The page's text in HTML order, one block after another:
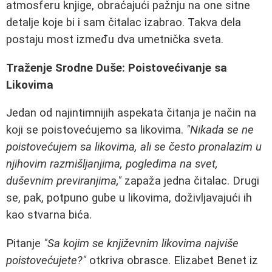
atmosferu knjige, obraćajući pažnju na one sitne
detalje koje bi i sam čitalac izabrao. Takva dela
postaju most između dva umetnička sveta.
Traženje Srodne Duše: Poistovećivanje sa
Likovima
Jedan od najintimnijih aspekata čitanja je način na
koji se poistovećujemo sa likovima. "Nikada se ne
poistovećujem sa likovima, ali se često pronalazim u
njihovim razmišljanjima, pogledima na svet,
duševnim previranjima," zapaža jedna čitalac. Drugi
se, pak, potpuno gube u likovima, doživljavajući ih
kao stvarna bića.
Pitanje "Sa kojim se književnim likovima najviše
poistovećujete?" otkriva obrasce. Elizabet Benet iz